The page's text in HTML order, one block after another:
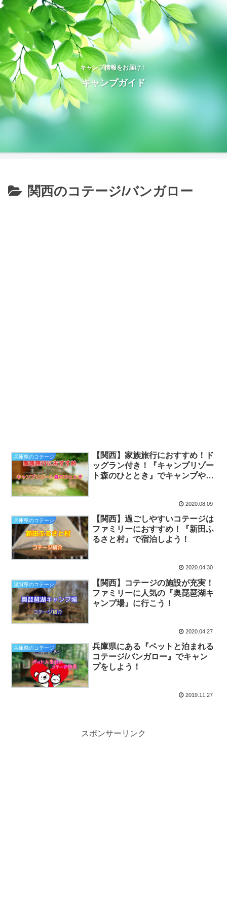
キャンプ情報をお届け！
キャンプガイド
関西のコテージ/バンガロー
兵庫県のコテージ
【関西】家族旅行におすすめ！ド
ッグラン付き！『キャンプリゾー
ト森のひととき』でキャンプや
2020.08.09
兵庫県のコテージ
【関西】過ごしやすいコテージは
ファミリーにおすすめ！『新田ふ
るさと村』で宿泊しよう！
2020.04.30
滋賀県のコテージ
【関西】コテージの施設が充実！
ファミリーに人気の『奥琵琶湖キ
ャンプ場』に行こう！
2020.04.27
兵庫県のコテージ
兵庫県にある『ペットと泊まれる
コテージ/バンガロー』でキャン
プをしよう！
2019.11.27
スポンサーリンク